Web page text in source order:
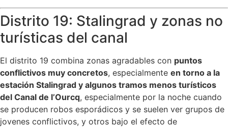
Distrito 19: Stalingrad y zonas no
turísticas del canal
El distrito 19 combina zonas agradables con puntos
conflictivos muy concretos, especialmente en torno a la
estación Stalingrad y algunos tramos menos turísticos
del Canal de l’Ourcq, especialmente por la noche cuando
se producen robos esporádicos y se suelen ver grupos de
jovenes conflictivos, y otros bajo el efecto de